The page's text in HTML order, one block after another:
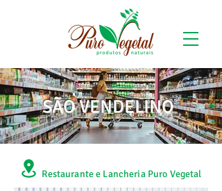
SÃO VENDELINO
Restaurante e Lancheria Puro Vegetal